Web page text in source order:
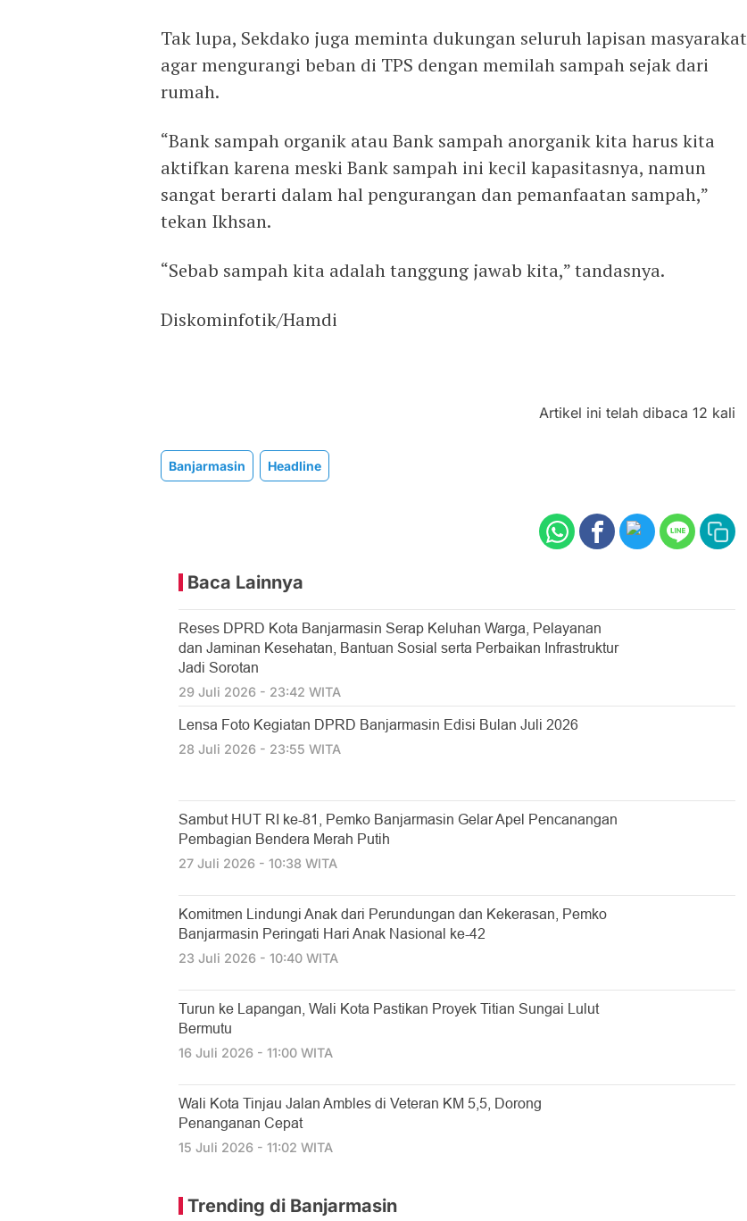
Tak lupa, Sekdako juga meminta dukungan seluruh lapisan masyarakat
agar mengurangi beban di TPS dengan memilah sampah sejak dari
rumah.
“Bank sampah organik atau Bank sampah anorganik kita harus kita
aktifkan karena meski Bank sampah ini kecil kapasitasnya, namun
sangat berarti dalam hal pengurangan dan pemanfaatan sampah,”
tekan Ikhsan.
“Sebab sampah kita adalah tanggung jawab kita,” tandasnya.
Diskominfotik/Hamdi
Artikel ini telah dibaca 12 kali
Banjarmasin Headline
Baca Lainnya
Reses DPRD Kota Banjarmasin Serap Keluhan Warga, Pelayanan
dan Jaminan Kesehatan, Bantuan Sosial serta Perbaikan Infrastruktur
Jadi Sorotan
29 Juli 2026 - 23:42 WITA
Lensa Foto Kegiatan DPRD Banjarmasin Edisi Bulan Juli 2026
28 Juli 2026 - 23:55 WITA
Sambut HUT RI ke-81, Pemko Banjarmasin Gelar Apel Pencanangan
Pembagian Bendera Merah Putih
27 Juli 2026 - 10:38 WITA
Komitmen Lindungi Anak dari Perundungan dan Kekerasan, Pemko
Banjarmasin Peringati Hari Anak Nasional ke-42
23 Juli 2026 - 10:40 WITA
Turun ke Lapangan, Wali Kota Pastikan Proyek Titian Sungai Lulut
Bermutu
16 Juli 2026 - 11:00 WITA
​Wali Kota Tinjau Jalan Ambles di Veteran KM 5,5, Dorong
Penanganan Cepat
15 Juli 2026 - 11:02 WITA
Trending di Banjarmasin